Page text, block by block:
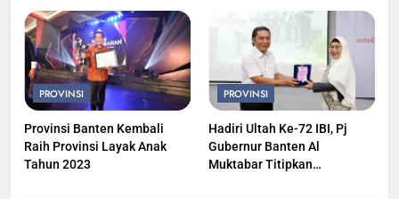
PROVINSI
Provinsi Banten Kembali
Raih Provinsi Layak Anak
Tahun 2023
PROVINSI
Hadiri Ultah Ke-72 IBI, Pj
Gubernur Banten Al
Muktabar Titipkan